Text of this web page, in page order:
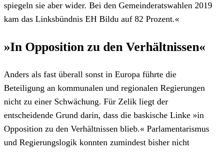
spiegeln sie aber wider. Bei den Gemeinderatswahlen 2019
kam das Linksbündnis EH Bildu auf 82 Prozent.«
»In Opposition zu den Verhältnissen«
Anders als fast überall sonst in Europa führte die
Beteiligung an kommunalen und regionalen Regierungen
nicht zu einer Schwächung. Für Zelik liegt der
entscheidende Grund darin, dass die baskische Linke »in
Opposition zu den Verhältnissen blieb.« Parlamentarismus
und Regierungslogik konnten zumindest bisher nicht